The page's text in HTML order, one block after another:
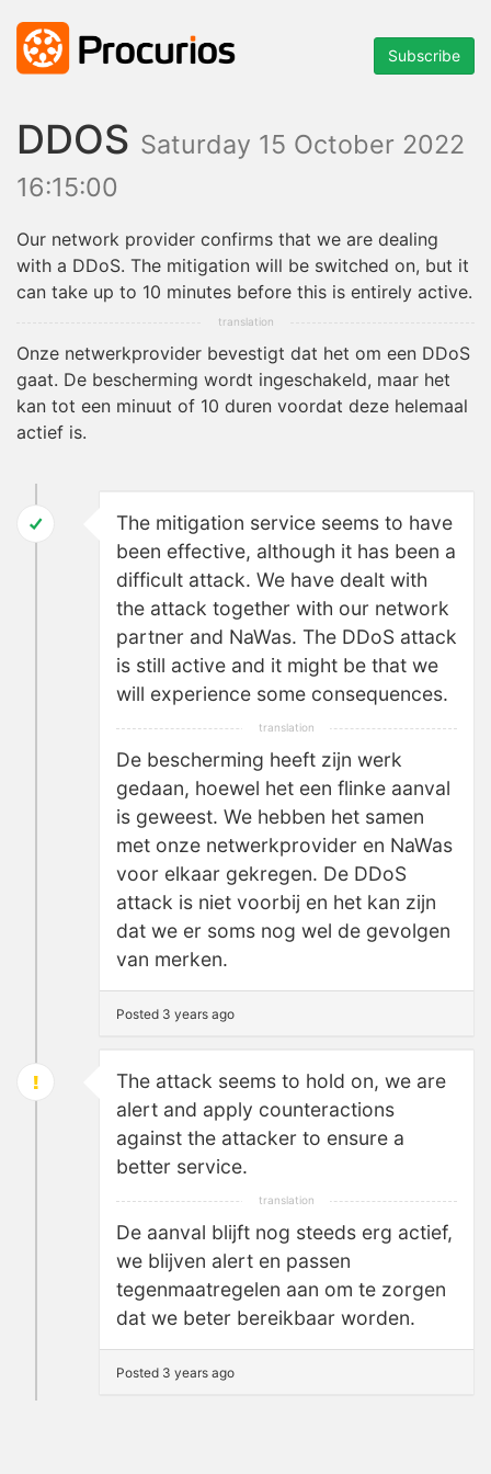
Subscribe
DDOS Saturday 15 October 2022
16:15:00
Our network provider confirms that we are dealing
with a DDoS. The mitigation will be switched on, but it
can take up to 10 minutes before this is entirely active.
Onze netwerkprovider bevestigt dat het om een DDoS
gaat. De bescherming wordt ingeschakeld, maar het
kan tot een minuut of 10 duren voordat deze helemaal
actief is.
The mitigation service seems to have
been effective, although it has been a
difficult attack. We have dealt with
the attack together with our network
partner and NaWas. The DDoS attack
is still active and it might be that we
will experience some consequences.
De bescherming heeft zijn werk
gedaan, hoewel het een flinke aanval
is geweest. We hebben het samen
met onze netwerkprovider en NaWas
voor elkaar gekregen. De DDoS
attack is niet voorbij en het kan zijn
dat we er soms nog wel de gevolgen
van merken.
Posted 3 years ago
The attack seems to hold on, we are
alert and apply counteractions
against the attacker to ensure a
better service.
De aanval blijft nog steeds erg actief,
we blijven alert en passen
tegenmaatregelen aan om te zorgen
dat we beter bereikbaar worden.
Posted 3 years ago